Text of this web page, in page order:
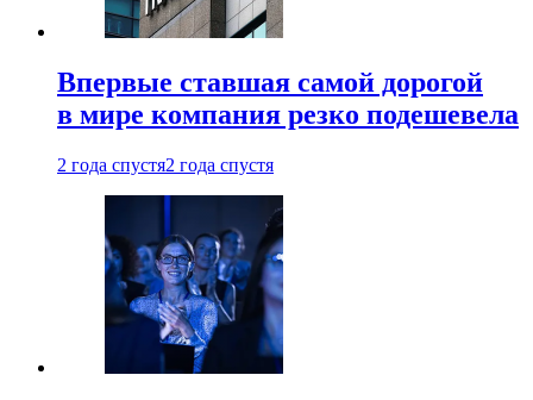
Впервые ставшая самой дорогой
в мире компания резко подешевела
2 года спустя2 года спустя